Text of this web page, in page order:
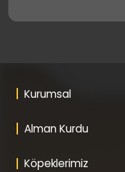
Kurumsal
Alman Kurdu
Köpeklerimiz